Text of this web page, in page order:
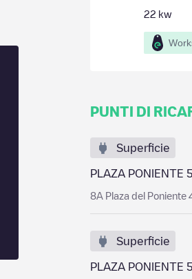
22 kw
PUNTI DI
Superficie
PLAZA PONIENTE
8A Plaza del Poniente
Superficie
PLAZA PONIENTE